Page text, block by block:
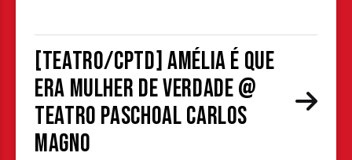
[TEATRO/CPTD] Amélia é que
era mulher de verdade @
Teatro Paschoal Carlos
Magno